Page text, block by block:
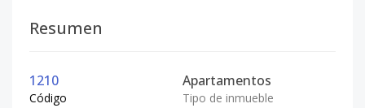
Resumen
1210
Código
Apartamentos
Tipo de inmueble